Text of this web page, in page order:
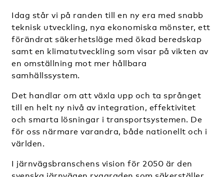
Idag står vi på randen till en ny era med snabb
teknisk utveckling, nya ekonomiska mönster, ett
förändrat säkerhetsläge med ökad beredskap
samt en klimatutveckling som visar på vikten av
en omställning mot mer hållbara
samhällssystem.
Det handlar om att växla upp och ta språnget
till en helt ny nivå av integration, effektivitet
och smarta lösningar i transportsystemen. De
för oss närmare varandra, både nationellt och i
världen.
I järnvägsbranschens vision för 2050 är den